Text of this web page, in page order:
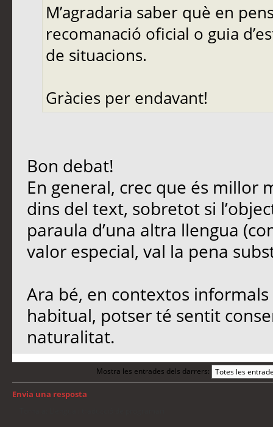
M’agradaria saber què en
recomanació oficial o guia
de situacions.
Gràcies per endavant!
Bon debat!
En general, crec que és millor
dins del text, sobretot si
paraula d’una altra llengua
valor especial, val la pena
Ara bé, en contextos
habitual, potser té sentit
naturalitat.
Mostra les entrades dels darrers:
Envia una resposta